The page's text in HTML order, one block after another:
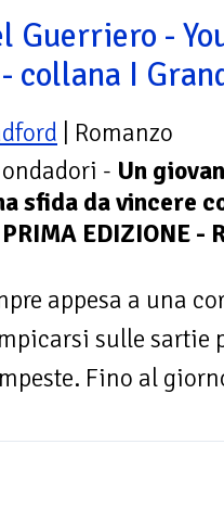
Guerriero -
collana I
| Romanzo
- Un
sfida da vincere
EDIZIONE -
appesa a una
sulle sartie
Fino al